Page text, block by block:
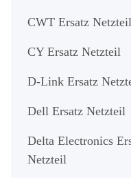
CWT Ersatz Netzteil
CY Ersatz Netzteil
D-Link Ersatz
Dell Ersatz Netzteil
Delta Electronics
Netzteil